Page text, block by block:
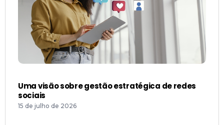
Uma visão sobre gestão estratégica de redes
sociais
15 de julho de 2026